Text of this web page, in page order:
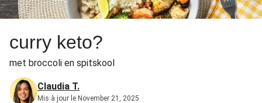
curry keto?
met broccoli en spitskool
Claudia T.
Mis à jour le November 21, 2025